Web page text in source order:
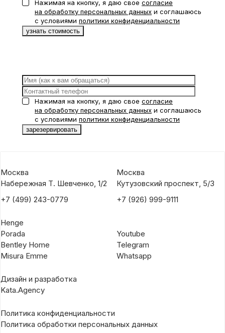
Нажимая на кнопку, я даю свое согласие
на обработку персональных данных и соглашаюсь
с условиями политики конфиденциальности
Нажимая на кнопку, я даю свое согласие
на обработку персональных данных и соглашаюсь
с условиями политики конфиденциальности
Москва
Набережная Т. Шевченко, 1/2
+7 (499) 243-0779
Москва
Кутузовский проспект, 5/3
+7 (926) 999-9111
Henge
Porada
Bentley Home
Misura Emme
Youtube
Telegram
Whatsapp
Дизайн и разработка
Kata.Agency
Политика конфиденциальности
Политика обработки персональных данных